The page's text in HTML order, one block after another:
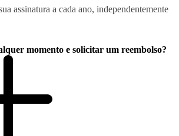
assinatura a cada ano, independentemente
momento e solicitar um reembolso?